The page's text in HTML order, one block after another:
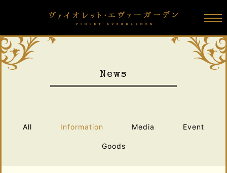
N ews
All Information Media Event
Goods